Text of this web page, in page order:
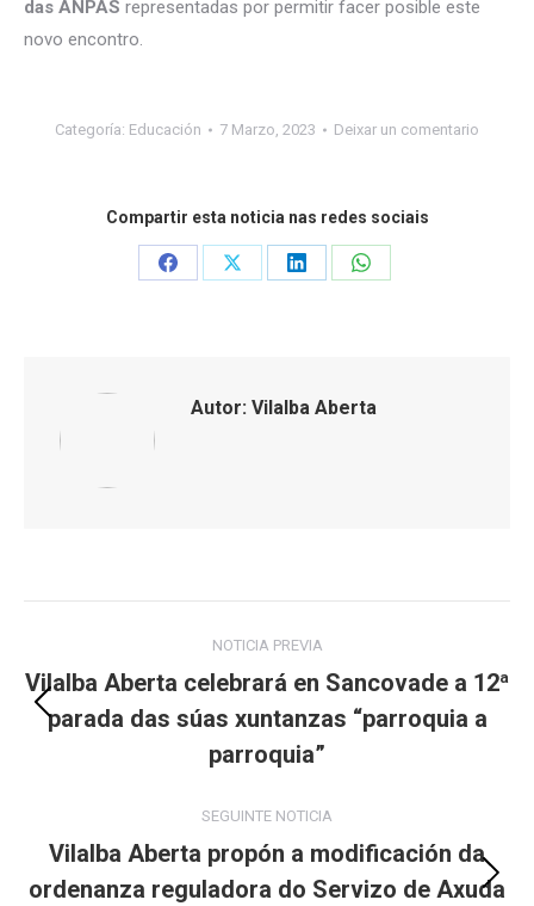
das ANPAS representadas por permitir facer posible este
novo encontro.
Categoría: Educación 7 Marzo, 2023 Deixar un comentario
Compartir esta noticia nas redes sociais
Share
Share
Share
Share
Autor: Vilalba Aberta
navigation
NOTICIA PREVIA
Previous
post:
Vilalba Aberta celebrará en Sancovade a 12ª
parada das súas xuntanzas “parroquia a
parroquia”
SEGUINTE NOTICIA
Next
Vilalba Aberta propón a modificación da
ordenanza reguladora do Servizo de Axuda